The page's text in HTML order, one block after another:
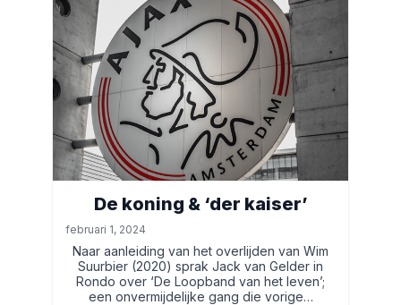
De koning & ‘der kaiser’
februari 1, 2024
Naar aanleiding van het overlijden van Wim
Suurbier (2020) sprak Jack van Gelder in
Rondo over ‘De Loopband van het leven’;
een onvermijdelijke gang die vorige…